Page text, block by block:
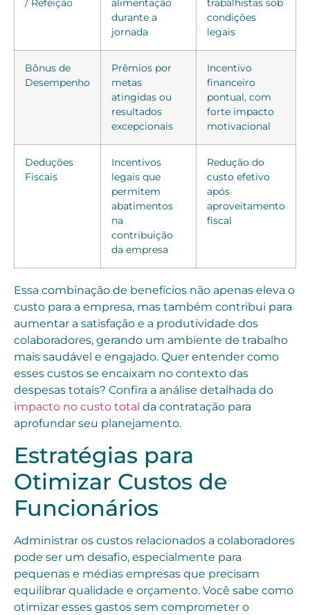
/ Refeição
alimentação
durante a
jornada
trabalhistas sob
condições
legais
Bônus de
Desempenho
Prêmios por
metas
atingidas ou
resultados
excepcionais
Incentivo
financeiro
pontual, com
forte impacto
motivacional
Deduções
Fiscais
Incentivos
legais que
permitem
abatimentos
na
contribuição
da empresa
Redução do
custo efetivo
após
aproveitamento
fiscal
Essa combinação de benefícios não apenas eleva o
custo para a empresa, mas também contribui para
aumentar a satisfação e a produtividade dos
colaboradores, gerando um ambiente de trabalho
mais saudável e engajado. Quer entender como
esses custos se encaixam no contexto das
despesas totais? Confira a análise detalhada do
impacto no custo total da contratação para
aprofundar seu planejamento.
Estratégias para
Otimizar Custos de
Funcionários
Administrar os custos relacionados a colaboradores
pode ser um desafio, especialmente para
pequenas e médias empresas que precisam
equilibrar qualidade e orçamento. Você sabe como
otimizar esses gastos sem comprometer o